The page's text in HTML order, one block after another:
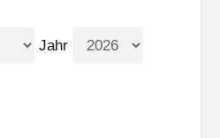
Jahr